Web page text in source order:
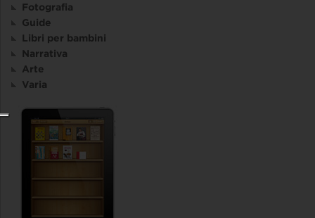
Fotografia
Guide
Libri per bambini
Narrativa
Arte
Varia